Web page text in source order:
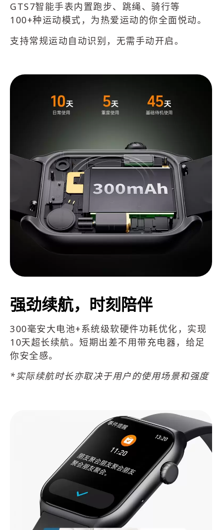
GTS7智能手表内置跑步、跳绳、骑行等
100+种运动模式，为热爱运动的你全面悦动。
支持常规运动自动识别，无需手动开启。
强劲续航，时刻陪伴
300毫安大电池+系统级软硬件功耗优化，实现
10天超长续航。短期出差不用带充电器，给足
你安全感。
*实际续航时长亦取决于用户的使用场景和强度